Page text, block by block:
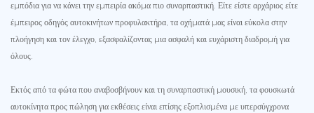
εμπόδια για να κάνει την εμπειρία ακόμα πιο συναρπαστική. Είτε είστε αρχάριος είτε
έμπειρος οδηγός αυτοκινήτων προφυλακτήρα, τα οχήματά μας είναι εύκολα στην
πλοήγηση και τον έλεγχο, εξασφαλίζοντας μια ασφαλή και ευχάριστη διαδρομή για
όλους.
Εκτός από τα φώτα που αναβοσβήνουν και τη συναρπαστική μουσική, τα φουσκωτά
αυτοκίνητα προς πώληση για εκθέσεις είναι επίσης εξοπλισμένα με υπερσύγχρονα